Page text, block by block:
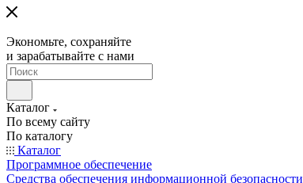
Экономьте, сохраняйте
и зарабатывайте с нами
Каталог
По всему сайту
По каталогу
Каталог
Программное обеспечение
Средства обеспечения информационной безопасности